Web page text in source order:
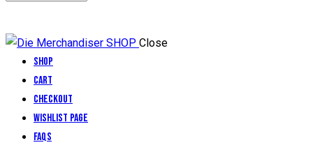
Close
Shop
Cart
Checkout
Wishlist Page
FAQs